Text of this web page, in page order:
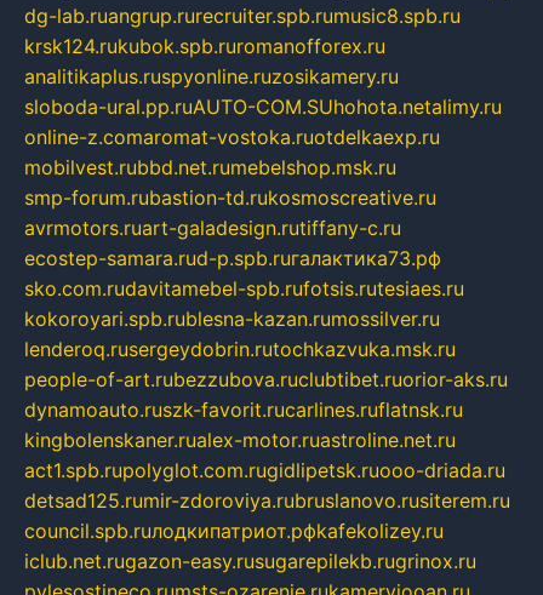
dg-lab.ruangrup.rurecruiter.spb.rumusic8.spb.ru
krsk124.rukubok.spb.ruromanofforex.ru
analitikaplus.ruspyonline.ruzosikamery.ru
sloboda-ural.pp.ruAUTO-COM.SUhohota.netalimy.ru
online-z.comaromat-vostoka.ruotdelkaexp.ru
mobilvest.rubbd.net.rumebelshop.msk.ru
smp-forum.rubastion-td.rukosmoscreative.ru
avrmotors.ruart-galadesign.rutiffany-c.ru
ecostep-samara.rud-p.spb.ruгалактика73.рф
sko.com.rudavitamebel-spb.rufotsis.rutesiaes.ru
kokoroyari.spb.rublesna-kazan.rumossilver.ru
lenderoq.rusergeydobrin.rutochkazvuka.msk.ru
people-of-art.rubezzubova.ruclubtibet.ruorior-aks.ru
dynamoauto.ruszk-favorit.rucarlines.ruflatnsk.ru
kingbolenskaner.rualex-motor.ruastroline.net.ru
act1.spb.rupolyglot.com.rugidlipetsk.ruooo-driada.ru
detsad125.rumir-zdoroviya.rubruslanovo.rusiterem.ru
council.spb.ruлодкипатриот.рфkafekolizey.ru
iclub.net.rugazon-easy.rusugarepilekb.rugrinox.ru